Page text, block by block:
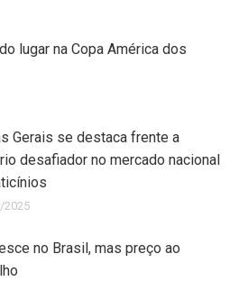
lugar na Copa América dos
Gerais se destaca frente a
desafiador no mercado nacional
2025
no Brasil, mas preço ao